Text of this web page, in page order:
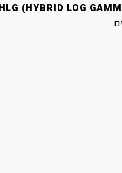
(HYBRID LOG